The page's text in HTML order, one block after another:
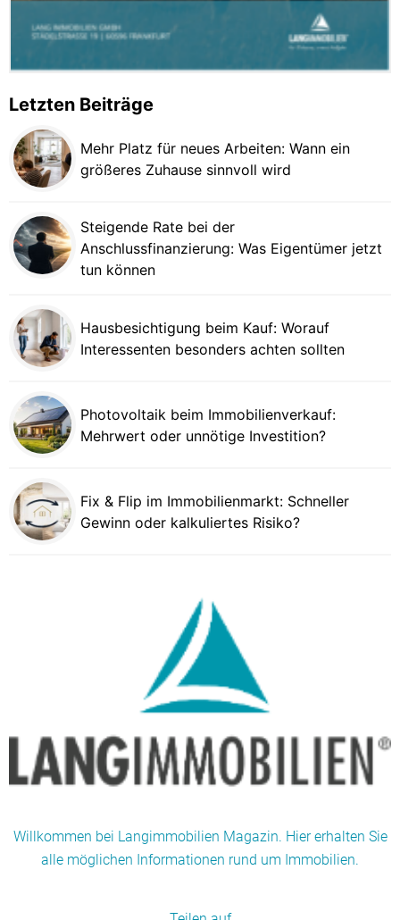
Letzten Beiträge
Mehr Platz für neues Arbeiten: Wann ein
größeres Zuhause sinnvoll wird
Steigende Rate bei der
Anschlussfinanzierung: Was Eigentümer jetzt
tun können
Hausbesichtigung beim Kauf: Worauf
Interessenten besonders achten sollten
Photovoltaik beim Immobilienverkauf:
Mehrwert oder unnötige Investition?
Fix & Flip im Immobilienmarkt: Schneller
Gewinn oder kalkuliertes Risiko?
Willkommen bei Langimmobilien Magazin. Hier erhalten Sie
alle möglichen Informationen rund um Immobilien.